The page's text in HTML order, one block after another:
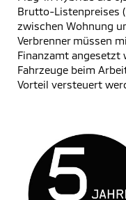
Brutto-Listenpreises
zwischen Wohnung
Verbrenner müssen
Finanzamt angesetzt
Fahrzeuge beim
Vorteil versteuert